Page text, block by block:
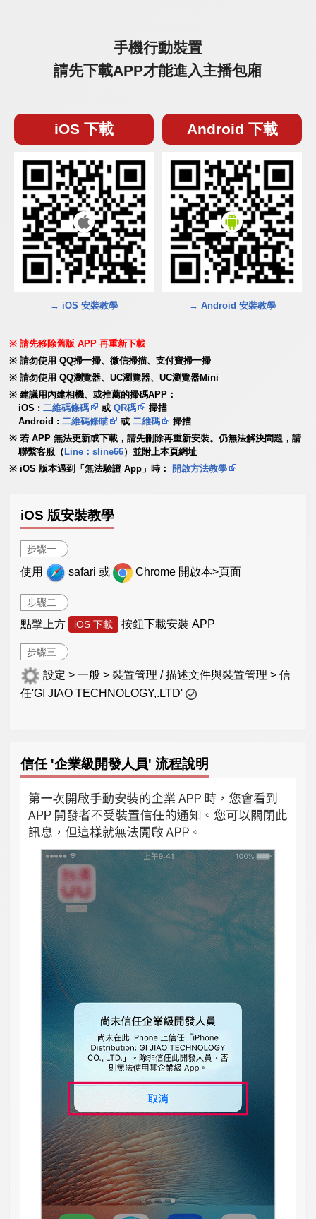
手機行動裝置
請先下載APP才能進入主播包廂
iOS 下載
→ iOS 安裝教學
Android 下載
→ Android 安裝教學
請先移除舊版 APP 再重新下載
請勿使用 QQ掃一掃、微信掃描、支付寶掃一掃
請勿使用 QQ瀏覽器、UC瀏覽器、UC瀏覽器Mini
建議用內建相機、或推薦的掃碼APP：
iOS :二維碼條碼 或QR碼
掃描
Android :二維碼條瞄 或二維碼
掃描
若 APP 無法更新或下載，請先刪除再重新安裝。仍無法解決問題，請
聯繫客服（ Line：sline66）並附上本頁網址
iOS 版本遇到「無法驗證 App」時：
開啟方法教學
iOS 版安裝教學
步驟一
使用 safari 或 Chrome 開啟本>頁面
步驟二
點擊上方 iOS 下載 按鈕下載安裝 APP
步驟三
設定 > 一般 > 裝置管理 / 描述文件與裝置管理 > 信
任'GI JIAO TECHNOLOGY,.LTD'
信任 '企業級開發人員' 流程說明